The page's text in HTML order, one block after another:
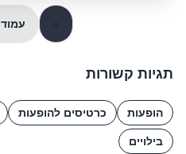
עמוד 1
תגיות קשורות
הופעות כרטיסים להופעות
בילויים